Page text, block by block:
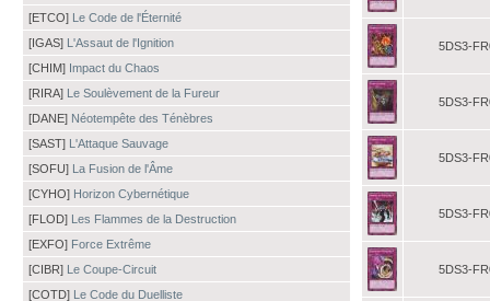
[ETCO] Le Code de l'Éternité
[IGAS] L'Assaut de l'Ignition
[CHIM] Impact du Chaos
[RIRA] Le Soulèvement de la Fureur
[DANE] Néotempête des Ténèbres
[SAST] L'Attaque Sauvage
[SOFU] La Fusion de l'Âme
[CYHO] Horizon Cybernétique
[FLOD] Les Flammes de la Destruction
[EXFO] Force Extrême
[CIBR] Le Coupe-Circuit
[COTD] Le Code du Duelliste
5DS3-
5DS3-
5DS3-
5DS3-
5DS3-